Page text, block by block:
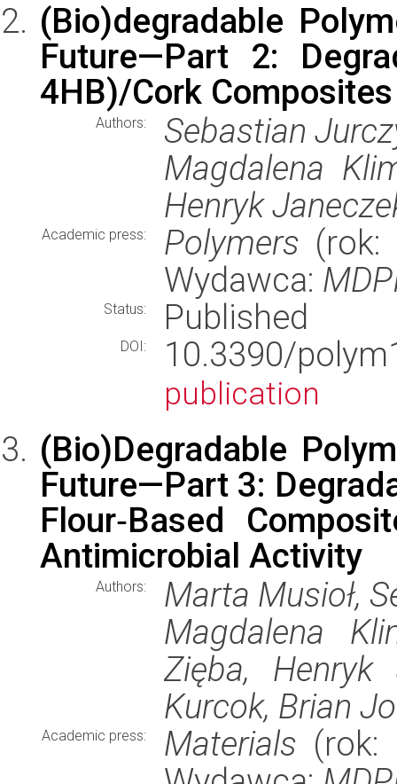
(Bio)degradable
Future—Part 2:
4HB)/Cork
Authors:
Sebastian
Magdalena
Henryk
Academic press: Polymers (rok:
Wydawca:
Status: Published
DOI: 10.3390/
publication
(Bio)Degradable
Future—Part 3:
Flour‐Based
Antimicrobial Activity
Authors:
Marta Musioł,
Magdalena
Zięba, Henryk
Kurcok, Brian
Academic press: Materials (rok: